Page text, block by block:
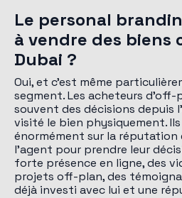
Le personal
à vendre des biens
Dubai ?
Oui, et c'est même
segment. Les acheteurs d'off-
souvent des décisions depuis
visité le bien physiquement.
énormément sur la
l'agent pour prendre leur
forte présence en ligne, des
projets off-plan, des
déjà investi avec lui et une